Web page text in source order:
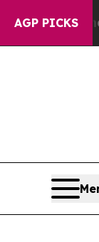
AGP PICKS
40%.